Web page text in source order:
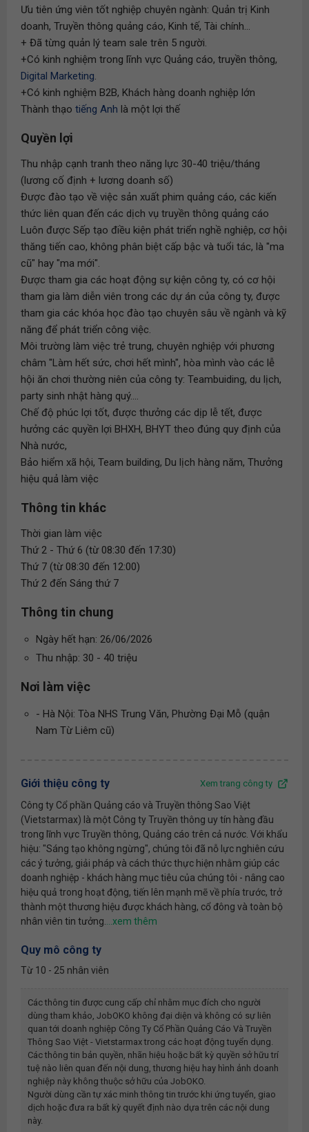
Ưu tiên ứng viên tốt nghiệp chuyên ngành: Quản trị Kinh
doanh, Truyền thông quảng cáo, Kinh tế, Tài chính...
+ Đã từng quản lý team sale trên 5 người.
+Có kinh nghiệm trong lĩnh vực Quảng cáo, truyền thông,
Digital Marketing.
+Có kinh nghiệm B2B, Khách hàng doanh nghiệp lớn
Thành thạo tiếng Anh là một lợi thế
Quyền lợi
Thu nhập cạnh tranh theo năng lực 30-40 triệu/tháng
(lương cố định + lương doanh số)
Được đào tạo về việc sản xuất phim quảng cáo, các kiến
thức liên quan đến các dịch vụ truyền thông quảng cáo
Luôn được Sếp tạo điều kiện phát triển nghề nghiệp, cơ hội
thăng tiến cao, không phân biệt cấp bậc và tuổi tác, là "ma
cũ" hay "ma mới".
Được tham gia các hoạt động sự kiện công ty, có cơ hội
tham gia làm diễn viên trong các dự án của công ty, được
tham gia các khóa học đào tạo chuyên sâu về ngành và kỹ
năng để phát triển công việc.
Môi trường làm việc trẻ trung, chuyên nghiệp với phương
châm "Làm hết sức, chơi hết mình", hòa mình vào các lễ
hội ăn chơi thường niên của công ty: Teambuiding, du lịch,
party sinh nhật hàng quý....
Chế độ phúc lợi tốt, được thưởng các dịp lễ tết, được
hưởng các quyền lợi BHXH, BHYT theo đúng quy định của
Nhà nước,
Bảo hiểm xã hội, Team building, Du lịch hàng năm, Thưởng
hiệu quả làm việc
Thông tin khác
Thời gian làm việc
Thứ 2 - Thứ 6 (từ 08:30 đến 17:30)
Thứ 7 (từ 08:30 đến 12:00)
Thứ 2 đến Sáng thứ 7
Thông tin chung
Ngày hết hạn: 26/06/2026
Thu nhập: 30 - 40 triệu
Nơi làm việc
- Hà Nội: Tòa NHS Trung Văn, Phường Đại Mỗ (quận
Nam Từ Liêm cũ)
Giới thiệu công ty Xem trang công ty
Công ty Cổ phần Quảng cáo và Truyền thông Sao Việt
(Vietstarmax) là một Công ty Truyền thông uy tín hàng đầu
trong lĩnh vực Truyền thông, Quảng cáo trên cả nước. Với khẩu
hiệu: "Sáng tạo không ngừng", chúng tôi đã nỗ lực nghiên cứu
các ý tưởng, giải pháp và cách thức thực hiện nhằm giúp các
doanh nghiệp - khách hàng mục tiêu của chúng tôi - nâng cao
hiệu quả trong hoạt động, tiến lên mạnh mẽ về phía trước, trở
thành một thương hiệu được khách hàng, cổ đông và toàn bộ
nhân viên tin tưởng.
Quy mô công ty
Từ 10 - 25 nhân viên
Các thông tin được cung cấp chỉ nhằm mục đích cho người
dùng tham khảo, JobOKO không đại diện và không có sự liên
quan tới doanh nghiệp Công Ty Cổ Phần Quảng Cáo Và Truyền
Thông Sao Việt - Vietstarmaxtrong các hoạt động tuyển dụng.
Các thông tin bản quyền, nhãn hiệu hoặc bất kỳ quyền sở hữu trí
tuệ nào liên quan đến nội dung, thương hiệu hay hình ảnh doanh
nghiệp này không thuộc sở hữu của JobOKO.
Người dùng cần tự xác minh thông tin trước khi ứng tuyển, giao
dịch hoặc đưa ra bất kỳ quyết định nào dựa trên các nội dung
này.